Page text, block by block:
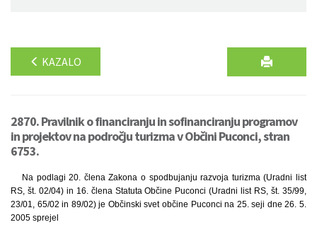
KAZALO
2870. Pravilnik o financiranju in sofinanciranju programov
in projektov na področju turizma v Občini Puconci, stran
6753.
Na podlagi 20. člena Zakona o spodbujanju razvoja turizma (Uradni list
RS, št. 02/04) in 16. člena Statuta Občine Puconci (Uradni list RS, št. 35/99,
23/01, 65/02 in 89/02) je Občinski svet občine Puconci na 25. seji dne 26. 5.
2005 sprejel